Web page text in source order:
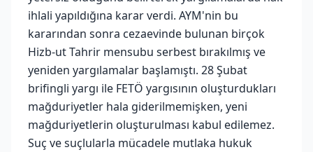
ihlali yapıldığına karar verdi. AYM'nin bu
kararından sonra cezaevinde bulunan birçok
Hizb-ut Tahrir mensubu serbest bırakılmış ve
yeniden yargılamalar başlamıştı. 28 Şubat
brifingli yargı ile FETÖ yargısının oluşturdukları
mağduriyetler hala giderilmemişken, yeni
mağduriyetlerin oluşturulması kabul edilemez.
Suç ve suçlularla mücadele mutlaka hukuk